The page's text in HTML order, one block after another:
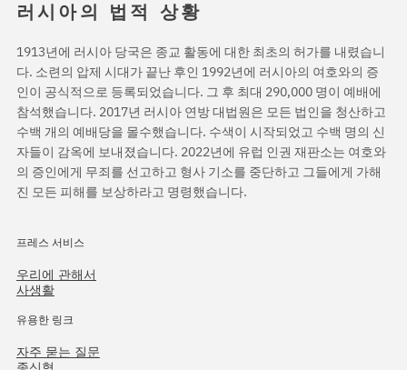
러시아의 법적 상황
1913년에 러시아 당국은 종교 활동에 대한 최초의 허가를 내렸습니
다. 소련의 압제 시대가 끝난 후인 1992년에 러시아의 여호와의 증
인이 공식적으로 등록되었습니다. 그 후 최대 290,000 명이 예배에
참석했습니다. 2017년 러시아 연방 대법원은 모든 법인을 청산하고
수백 개의 예배당을 몰수했습니다. 수색이 시작되었고 수백 명의 신
자들이 감옥에 보내졌습니다. 2022년에 유럽 인권 재판소는 여호와
의 증인에게 무죄를 선고하고 형사 기소를 중단하고 그들에게 가해
진 모든 피해를 보상하라고 명령했습니다.
프레스 서비스
우리에 관해서
사생활
유용한 링크
자주 묻는 질문